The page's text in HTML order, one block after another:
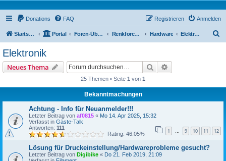
Donations FAQ Anmelden
Registrieren
Startseite Portal Foren-Übersicht Renkforce RF2000 Forum Hardware Elektronik
Elektronik
Neues Thema Suche
25 Themen • Seite 1 von 1
Bekanntmachungen
Achtung - Info für Neuanmelder!!!
Letzter Beitrag von af0815 « Mo 14. Apr 2025, 15:32
Verfasst in Gäste-Talk
Antworten: 111 1 … 9 10 11 12
Rating: 46.05%
Lösung für Druckeinstellung/Hardwareprobleme gesucht?
Letzter Beitrag von Digibike « Do 21. Feb 2019, 21:09